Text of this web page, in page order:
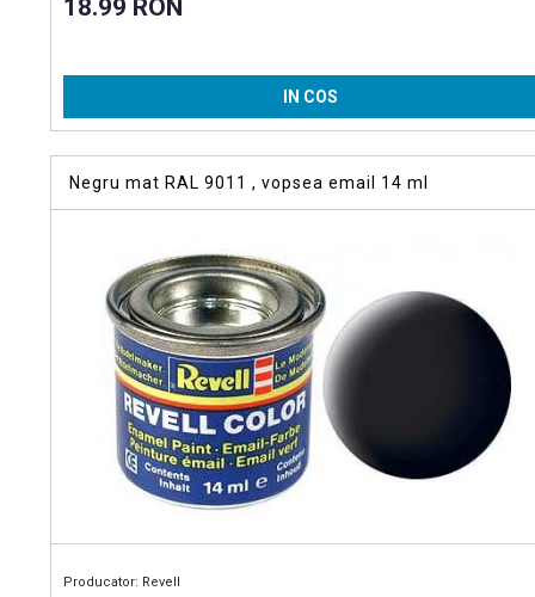
18.99 RON
IN COS
Negru mat RAL 9011 , vopsea email 14 ml
Producator: Revell